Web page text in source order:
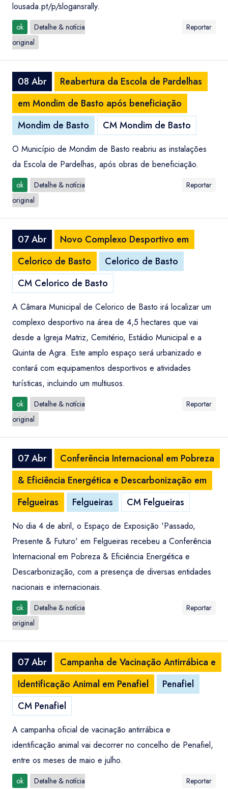
lousada.pt/p/slogansrally.
ok
Detalhe & notícia
original
Reportar
08 Abr
Reabertura da Escola de Pardelhas
em Mondim de Basto após beneficiação
Mondim de Basto
CM Mondim de Basto
O Município de Mondim de Basto reabriu as instalações
da Escola de Pardelhas, após obras de beneficiação.
ok
Detalhe & notícia
original
Reportar
07 Abr
Novo Complexo Desportivo em
Celorico de Basto
Celorico de Basto
CM Celorico de Basto
A Câmara Municipal de Celorico de Basto irá localizar um
complexo desportivo na área de 4,5 hectares que vai
desde a Igreja Matriz, Cemitério, Estádio Municipal e a
Quinta de Agra. Este amplo espaço será urbanizado e
contará com equipamentos desportivos e atividades
turísticas, incluindo um multiusos.
ok
Detalhe & notícia
original
Reportar
07 Abr
Conferência Internacional em Pobreza
& Eficiência Energética e Descarbonização em
Felgueiras
Felgueiras CM Felgueiras
No dia 4 de abril, o Espaço de Exposição 'Passado,
Presente & Futuro' em Felgueiras recebeu a Conferência
Internacional em Pobreza & Eficiência Energética e
Descarbonização, com a presença de diversas entidades
nacionais e internacionais.
ok
Detalhe & notícia
original
Reportar
07 Abr
Campanha de Vacinação Antirrábica e
Identificação Animal em Penafiel
Penafiel
CM Penafiel
A campanha oficial de vacinação antirrábica e
identificação animal vai decorrer no concelho de Penafiel,
entre os meses de maio e julho.
ok Detalhe & notícia Reportar